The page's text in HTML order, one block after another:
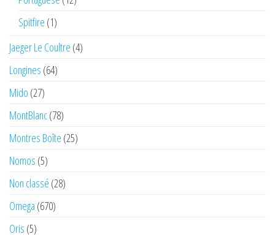
Spitfire (1)
Jaeger Le Coultre (4)
Longines (64)
Mido (27)
MontBlanc(78)
Montres Boîte (25)
Nomos (5)
Non classé (28)
Omega (670)
Oris (5)